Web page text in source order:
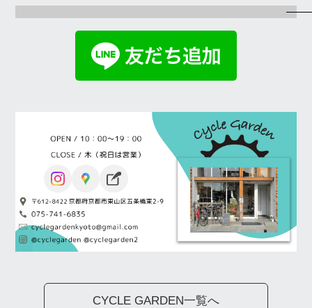
CYCLE GARDEN一覧へ